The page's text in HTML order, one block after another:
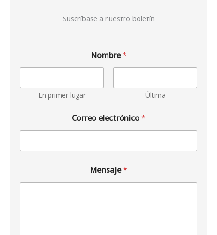
Suscríbase a nuestro boletín
Nombre*
En primer lugar Última
Correo electrónico*
Mensaje*